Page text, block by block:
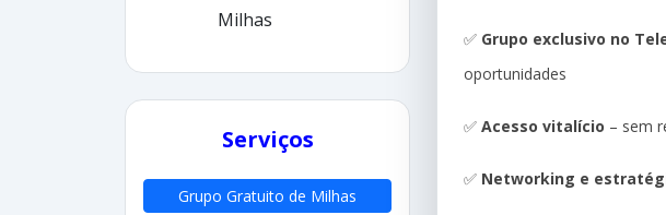
Milhas
Serviços
Grupo Gratuito de Milhas
✅ Grupo exclusivo no
oportunidades
✅ Acesso vitalício – sem
✅ Networking e